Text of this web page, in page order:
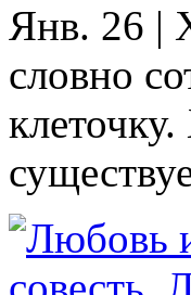
Янв. 26 |
словно